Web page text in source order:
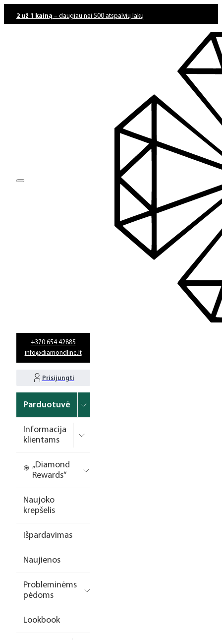
2 už 1 kainą – daugiau nei 500 atspalvių lakų
+370 654 42885
info@diamondline.lt
Prisijungti
Parduotuvė
Informacija
klientams
„Diamond
Rewards“
Naujoko
krepšelis
Išpardavimas
Naujienos
Probleminėms
pėdoms
Lookbook